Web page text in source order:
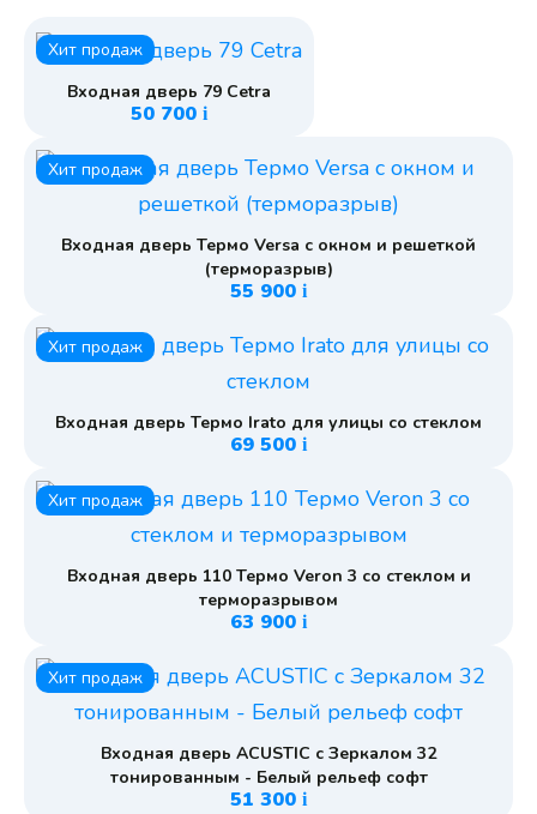
Хит продаж
Входная дверь 79 Cetra
50 700 i
Хит продаж
Входная дверь Термо Versa с окном и решеткой
(терморазрыв)
55 900 i
Хит продаж
Входная дверь Термо Irato для улицы со стеклом
69 500 i
Хит продаж
Входная дверь 110 Термо Veron 3 со стеклом и
терморазрывом
63 900 i
Хит продаж
Входная дверь ACUSTIC с Зеркалом 32
тонированным - Белый рельеф софт
51 300 i